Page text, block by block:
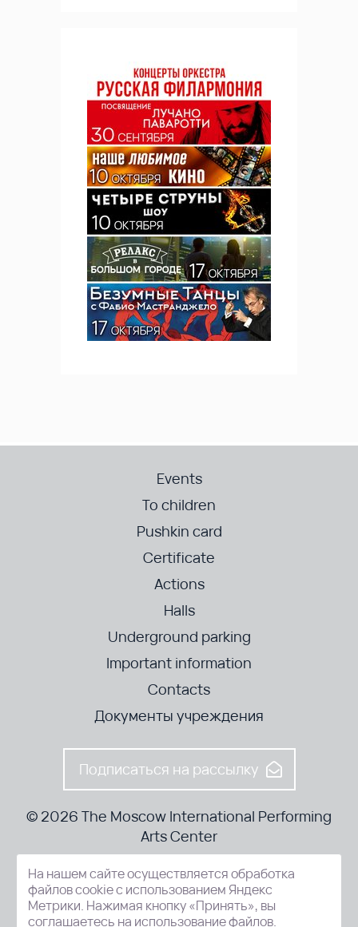
Events
To children
Pushkin card
Certificate
Actions
Halls
Underground parking
Important information
Contacts
Документы учреждения
Подписаться на рассылку
© 2026 The Moscow International Performing
Arts Center
52-8, Kosmodamianskaya nab., Moscow, 115054, Russia
На нашем сайте осуществляется обработка
файлов cookie с использованием Яндекс
Метрики. Нажимая кнопку «Принять», вы
соглашаетесь на использование файлов.